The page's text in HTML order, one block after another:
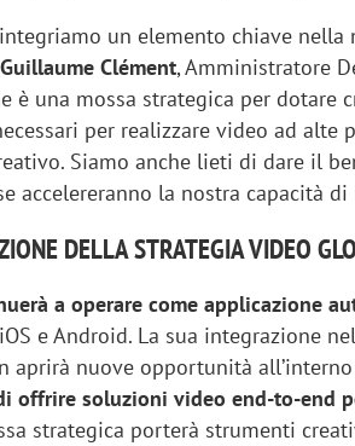
integriamo un elemento chiave
Guillaume Clément, Amministratore
è una mossa strategica per dotare
per realizzare video ad alte
Siamo anche lieti di dare il
accelereranno la nostra capacità di
DELLA STRATEGIA VIDEO
a operare come applicazione
e Android. La sua integrazione
aprirà nuove opportunità all’interno
offrire soluzioni video end-to-end
strategica porterà strumenti